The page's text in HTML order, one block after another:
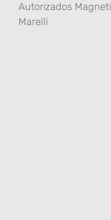
Autorizados Magneti
Marelli